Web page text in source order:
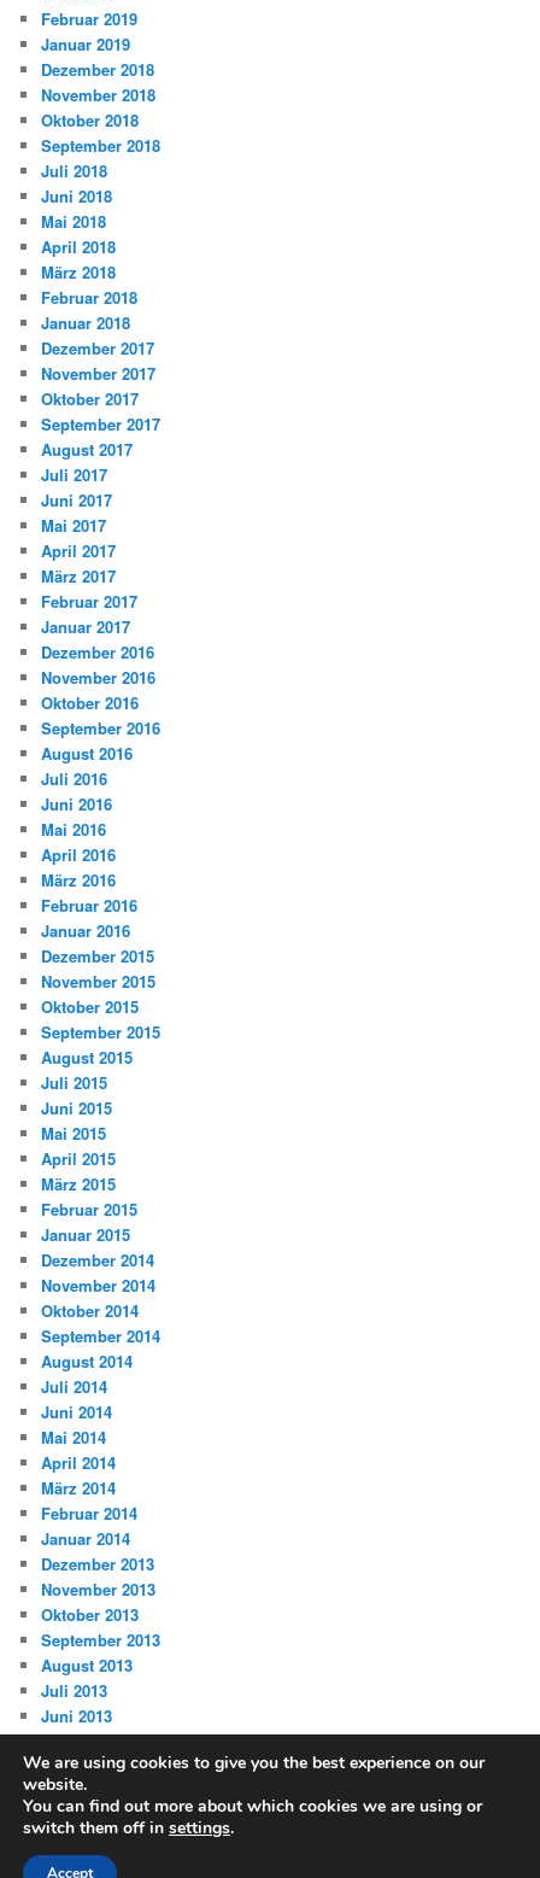
Februar 2019
Januar 2019
Dezember 2018
November 2018
Oktober 2018
September 2018
Juli 2018
Juni 2018
Mai 2018
April 2018
März 2018
Februar 2018
Januar 2018
Dezember 2017
November 2017
Oktober 2017
September 2017
August 2017
Juli 2017
Juni 2017
Mai 2017
April 2017
März 2017
Februar 2017
Januar 2017
Dezember 2016
November 2016
Oktober 2016
September 2016
August 2016
Juli 2016
Juni 2016
Mai 2016
April 2016
März 2016
Februar 2016
Januar 2016
Dezember 2015
November 2015
Oktober 2015
September 2015
August 2015
Juli 2015
Juni 2015
Mai 2015
April 2015
März 2015
Februar 2015
Januar 2015
Dezember 2014
November 2014
Oktober 2014
September 2014
August 2014
Juli 2014
Juni 2014
Mai 2014
April 2014
März 2014
Februar 2014
Januar 2014
Dezember 2013
November 2013
Oktober 2013
September 2013
August 2013
Juli 2013
Juni 2013
Datenschutz Stolz präsentiert von WordPress
We are using cookies to give you the best experience on our
website.
You can find out more about which cookies we are using or
switch them off in settings.
Accept